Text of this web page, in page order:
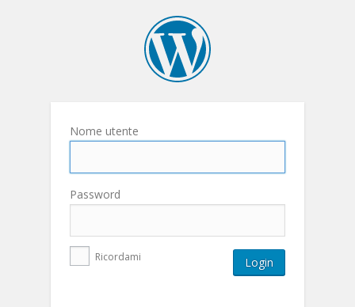
Nome utente
Password
Ricordami